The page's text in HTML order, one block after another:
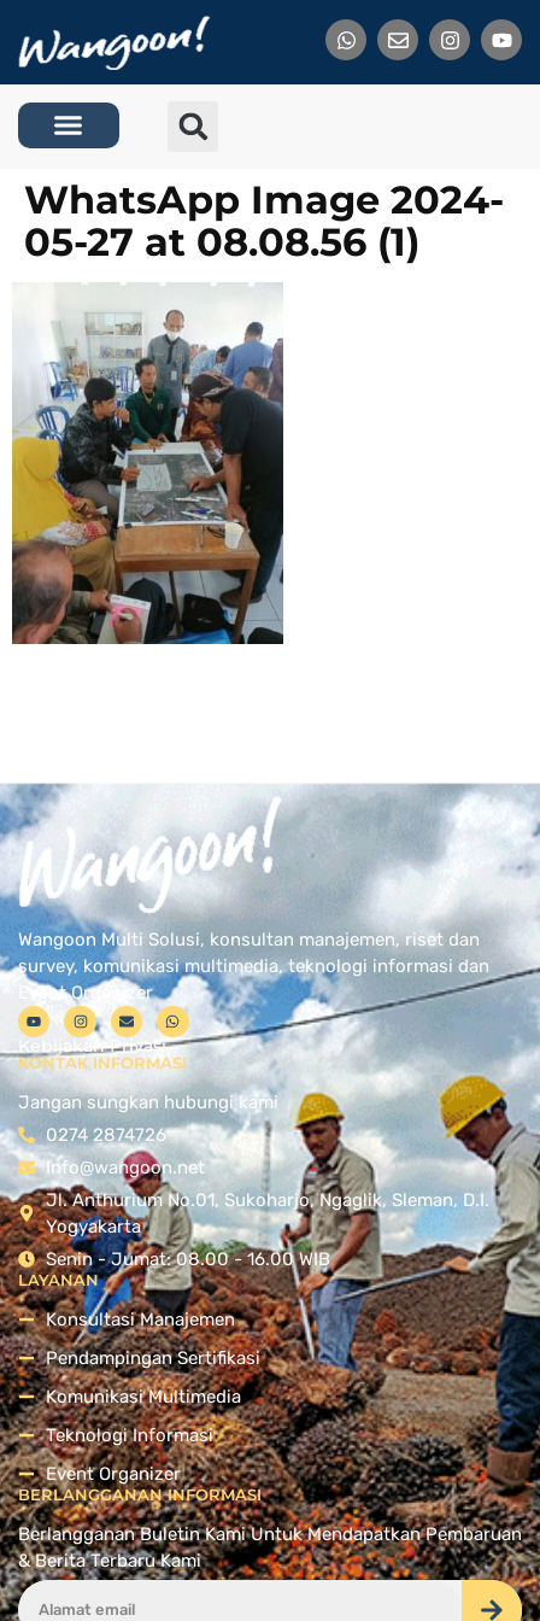
WhatsApp Image 2024-
05-27 at 08.08.56 (1)
Wangoon Multi Solusi, konsultan manajemen, riset dan
survey, komunikasi multimedia, teknologi informasi dan
Event Organizer
Kebijakan Privasi
KONTAK INFORMASI
Jangan sungkan hubungi kami
0274 2874726
Info@wangoon.net
Jl. Anthurium No.01, Sukoharjo, Ngaglik, Sleman, D.I.
Yogyakarta
Senin - Jumat: 08.00 - 16.00 WIB
LAYANAN
Konsultasi Manajemen
Pendampingan Sertifikasi
Komunikasi Multimedia
Teknologi Informasi
Event Organizer
BERLANGGANAN INFORMASI
Berlangganan Buletin Kami Untuk Mendapatkan Pembaruan
& Berita Terbaru Kami